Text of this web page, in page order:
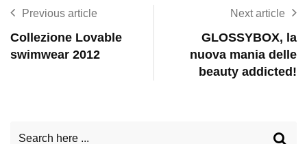
Previous article
Collezione Lovable
swimwear 2012
Next article
GLOSSYBOX, la
nuova mania delle
beauty addicted!